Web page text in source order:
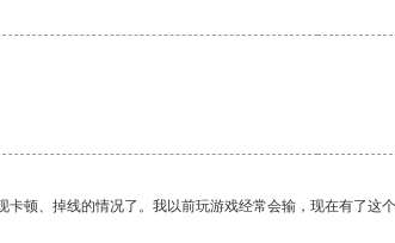
顿、掉线的情况了。我以前玩游戏经常会输，现在有了这